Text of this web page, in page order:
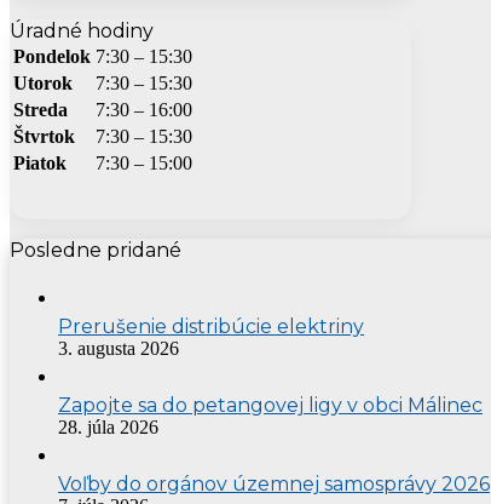
Úradné hodiny
Pondelok 7:30 – 15:30
Utorok
7:30 – 15:30
Streda
7:30 – 16:00
Štvrtok
7:30 – 15:30
Piatok
7:30 – 15:00
Posledne pridané
Prerušenie distribúcie elektriny
3. augusta 2026
Zapojte sa do petangovej ligy v obci Málinec
28. júla 2026
Voľby do orgánov územnej samosprávy 2026